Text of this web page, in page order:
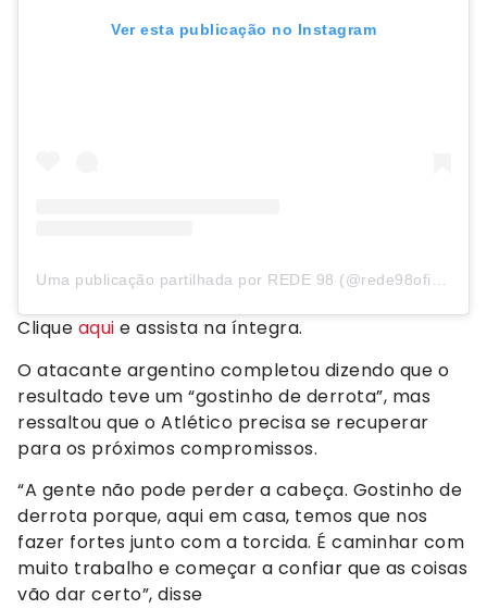
Ver esta publicação no Instagram
Uma publicação partilhada por REDE 98 (@rede98oficial)
Clique aqui e assista na íntegra.
O atacante argentino completou dizendo que o
resultado teve um “gostinho de derrota”, mas
ressaltou que o Atlético precisa se recuperar
para os próximos compromissos.
“A gente não pode perder a cabeça. Gostinho de
derrota porque, aqui em casa, temos que nos
fazer fortes junto com a torcida. É caminhar com
muito trabalho e começar a confiar que as coisas
vão dar certo”, disse